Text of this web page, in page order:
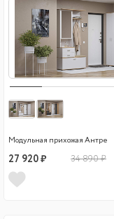
Модульная прихожая Антре
27 920 ₽ 34 890 ₽